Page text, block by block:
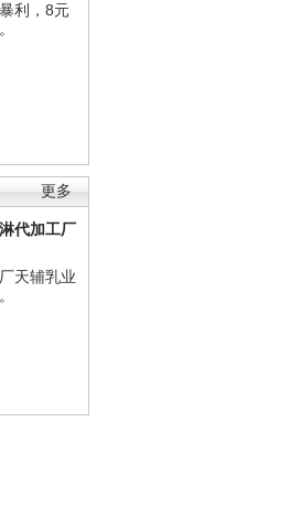
利，8元
更多
代加工厂
天辅乳业